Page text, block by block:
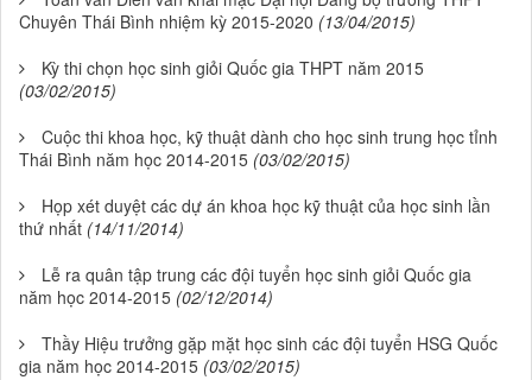
Chuyên Thái Bình nhiệm kỳ 2015-2020 (13/04/2015)
Kỳ thi chọn học sinh giỏi Quốc gia THPT năm 2015
(03/02/2015)
Cuộc thi khoa học, kỹ thuật dành cho học sinh trung học tỉnh
Thái Bình năm học 2014-2015 (03/02/2015)
Họp xét duyệt các dự án khoa học kỹ thuật của học sinh lần
thứ nhất (14/11/2014)
Lễ ra quân tập trung các đội tuyển học sinh giỏi Quốc gia
năm học 2014-2015 (02/12/2014)
Thầy Hiệu trưởng gặp mặt học sinh các đội tuyển HSG Quốc
gia năm học 2014-2015 (03/02/2015)